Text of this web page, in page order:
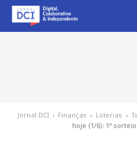
Jornal DCI › Finanças › Loterias ›
hoje (1/6): 1º